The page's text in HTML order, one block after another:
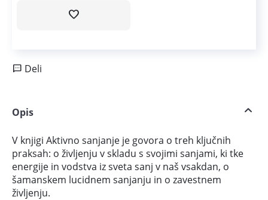
Deli
Opis
V knjigi Aktivno sanjanje je govora o treh ključnih
praksah: o življenju v skladu s svojimi sanjami, ki tke
energije in vodstva iz sveta sanj v naš vsakdan, o
šamanskem lucidnem sanjanju in o zavestnem
življenju.